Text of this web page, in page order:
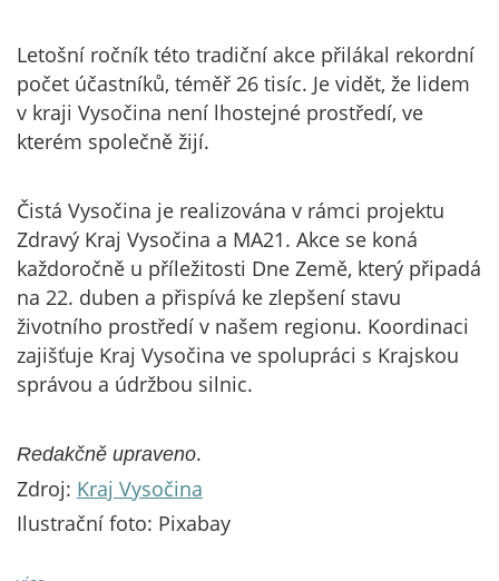
Letošní ročník této tradiční akce přilákal rekordní
počet účastníků, téměř 26 tisíc. Je vidět, že lidem
v kraji Vysočina není lhostejné prostředí, ve
kterém společně žijí.
Čistá Vysočina je realizována v rámci projektu
Zdravý Kraj Vysočina a MA21. Akce se koná
každoročně u příležitosti Dne Země, který připadá
na 22. duben a přispívá ke zlepšení stavu
životního prostředí v našem regionu. Koordinaci
zajišťuje Kraj Vysočina ve spolupráci s Krajskou
správou a údržbou silnic.
Redakčně upraveno.
Zdroj: Kraj Vysočina
Ilustrační foto: Pixabay